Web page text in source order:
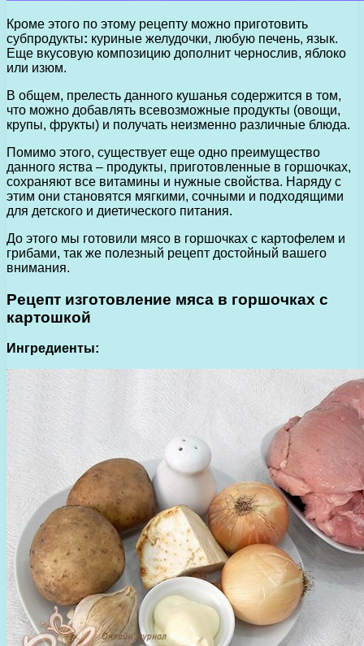
Кроме этого по этому рецепту можно приготовить
субпродукты: куриные желудочки, любую печень, язык.
Еще вкусовую композицию дополнит чернослив, яблоко
или изюм.
В общем, прелесть данного кушанья содержится в том,
что можно добавлять всевозможные продукты (овощи,
крупы, фрукты) и получать неизменно различные блюда.
Помимо этого, существует еще одно преимущество
данного яства – продукты, приготовленные в горшочках,
сохраняют все витамины и нужные свойства. Наряду с
этим они становятся мягкими, сочными и подходящими
для детского и диетического питания.
До этого мы готовили мясо в горшочках с картофелем и
грибами, так же полезный рецепт достойный вашего
внимания.
Рецепт изготовление мяса в горшочках с
картошкой
Ингредиенты: